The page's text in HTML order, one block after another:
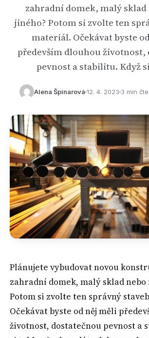
zahradní domek, malý sklad
jiného? Potom si zvolte ten
materiál. Očekávat byste
především dlouhou životnost,
pevnost a stabilitu. Když
Alena Špinarová 12. 4. 2023 3 min
Plánujete vybudovat novou
zahradní domek, malý sklad nebo
Potom si zvolte ten správný
Očekávat byste od něj měli
životnost, dostatečnou pevnost a